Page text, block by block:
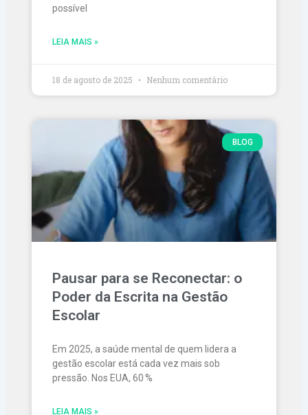
possível
LEIA MAIS »
18 de agosto de 2025 Nenhum comentário
BLOG
Pausar para se Reconectar: o
Poder da Escrita na Gestão
Escolar
Em 2025, a saúde mental de quem lidera a
gestão escolar está cada vez mais sob
pressão. Nos EUA, 60 %
LEIA MAIS »